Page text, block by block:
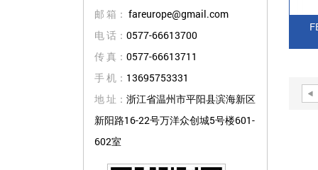
邮 箱： fareurope@gmail.com
电 话： 0577-66613700
传 真： 0577-66613711
手 机： 13695753331
地 址： 浙江省温州市平阳县滨海新区
新阳路16-22号万洋众创城5号楼601-
602室